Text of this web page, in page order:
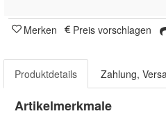
Merken Preis vorschlagen
Produktdetails Zahlung,
Artikelmerkmale